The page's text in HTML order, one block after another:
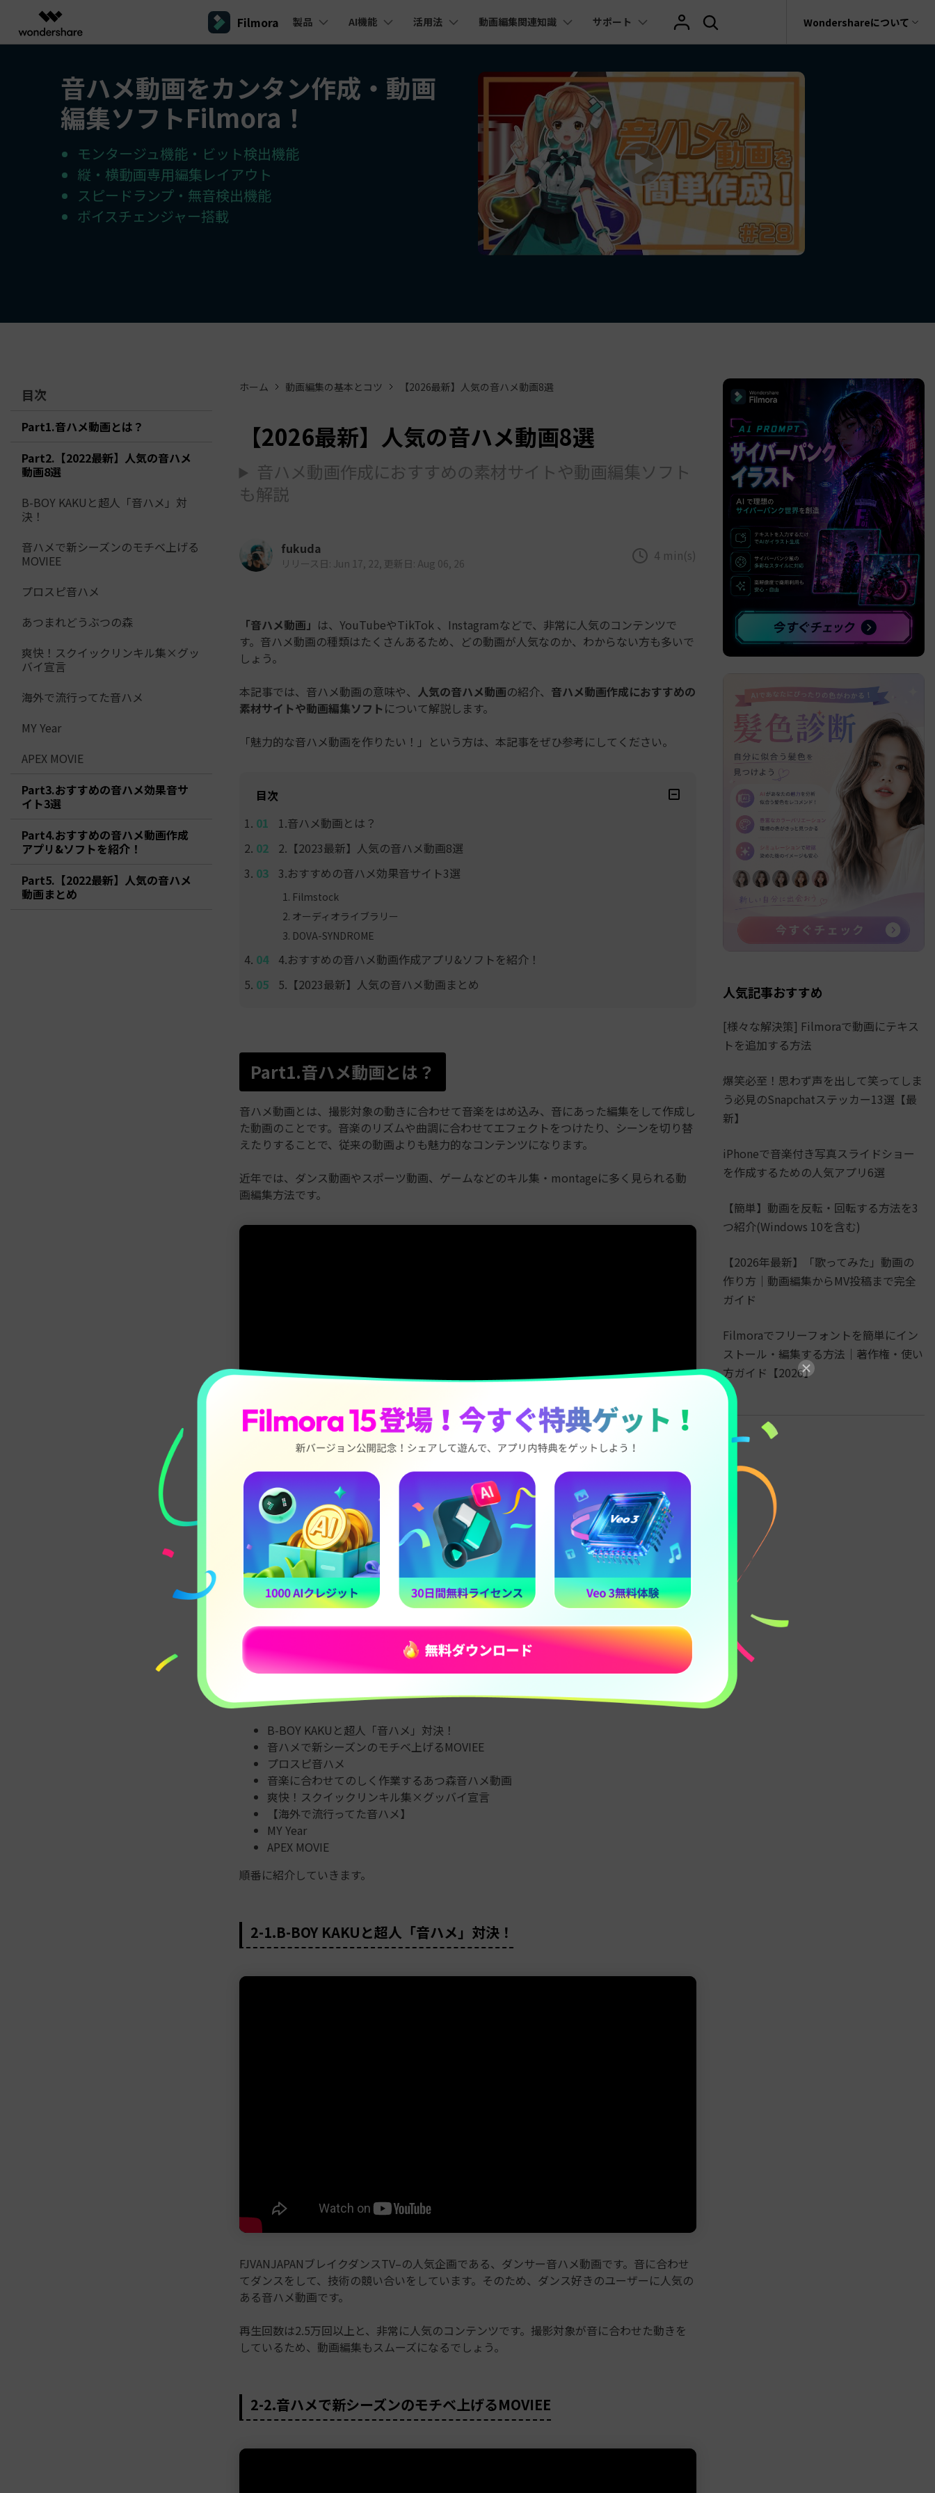
製品
動画編集＆変換
Filmora
動画編集ソフト
UniConverter
動画変換ソフト
DVD Memory
DVD作成ソフト
DemoCreator
画面録画ソフト
オールインワンAI生成プラットフォーム
作図＆製図
EdrawMax
ベクタードローソフト
EdrawMind
マインドマップソフト
PDF編集
PDFelement Cloud
電子署名とクラウドサービス
PDF編集オンラインツール
データ復元・バックアップ
Recoverit
データ復元ソフト
Repairit
動画・写真・ファイル修復ソフト
Dr.Fone
スマートフォン管理ソフト
MobileTrans
スマホ間のデータ転送ソフト
FamiSafe
子供の安全を守るアプリ
サポートセンター
法人・教育・パートナー
法人向け
学生・教員向け
代理店募集
パートナープログ
ラム
PDF ソリューション
PDFelement
作図＆製図
動画編集＆変換
Filmora
UniConverter
Dr.Fone
Recoverit
企業情報
創業者メッセージ
採用情報
お問い合わせ
プラン＆価格 サポート Wondershareについて
Filmora 製品
プラットフォーム
デスクトップ Filmora - Windows動画編集ソフト
Filmora - Mac動画編集ソフト
モバイル Filmora - iOS動画編集アプリ
Filmora - Android動画編集アプリ
製品機能
NEW
NEW
オーディオ
オートモンタージュ
オーディオスペクトラム
オーディオ同期
無音検出
テキスト
テキスト挿入
テキスト読み上げ(TTS)
自動字幕起こし(STT)
テキストアニメーション
アセット
動画エフェクト
AIポートレート
Boris FX
AI機能
Filmora AI
AIによる次世代編集
詳しく見る >>
AI機能
AI 動画ノイズ除去
NEW
AI 音声補正
テキスト読み上げ
AI ポートレート
AI自動文字起こし
AIヒント
AI動画編集
AIマーケティング
AI音声生成ツール
AIイラストや画像生成サイト
AI絵自動生成ツール
AI画像生成ツール
AIアップスケーリングビデオ
活用法
Filmoraのユーザー層
インフルエンサー
SMB
フリーランサー
ビデオソリューション
プロモーションビデオ
解説動画
スライドショー動画
商品紹介動画
プレゼンテーション動画
TikTok広告動画
すべてのソリューション >
動画編集関連知識
動画編集のコツ
動画編集ソフトと方法
ビジネス動画編集関連知識 NEW
動画編集の高度スキル・テクニック
動画再生ソフトと方法
YouTube・SNS動画編集
YouTubeショート動画作成方法
ソーシャルメディア動画編集
YouTube動画エディタで動画を編集する方法
Youtubeのオープニング動画を作る方法
その他のコツ
スライドショー作成関連知識 NEW
結婚式ムービー作成テクニック
動画に使えるエフェクト素材おすすめ
アニメ動画の関連知識
サポート
サポート
Filmoraバージョン情報
最新の製品ニュースとアップデート情報
クリエイターハブ
クリエイターハブで無限の創造性を発揮しよう
Filmora操作ガイド
Filmoraのステップバイステップガイドを学ぶ サポートされている形式、デバイス、GPU の完全なリスト
カスタマーサポート
FAQs
お客様からよくあるご質問を掲載してお
ります
お問い合わせ
無料でサポートチームにお問い合わせく
ださい
バージョンダウン
ブランド紹介
Filmoraのニュースとレビューについて詳し
く見る
協業実績
Filmora製品や、公式キャラクターとのコラ
ボ実績
音ハメ動画をカンタン作成・動画
編集ソフトFilmora！
モンタージュ機能・ビット検出機能
縦・横動画専用編集レイアウト
スピードランプ・無音検出機能
ボイスチェンジャー搭載
目次
Part1.音ハメ動画とは？
Part2.【2022最新】人気の音ハメ
動画8選
B-BOY KAKUと超人「音ハメ」対
決！
音ハメで新シーズンのモチベ上げる
MOVIEE
プロスピ音ハメ
あつまれどうぶつの森
爽快！スクイックリンキル集×グッ
バイ宣言
海外で流行ってた音ハメ
MY Year
APEX MOVIE
Part3.おすすめの音ハメ効果音サ
イト3選
Part4.おすすめの音ハメ動画作成
アプリ&ソフトを紹介！
Part5.【2022最新】人気の音ハメ
動画まとめ
ホーム 動画編集の基本とコツ 【2026最新】人気の音ハメ動画8選
【2026最新】人気の音ハメ動画8選
音ハメ動画作成におすすめの素材サイトや動画編集ソフト
も解説
fukuda
リリース日: Jun 17, 22, 更新日: Aug 06, 26 4 min(s)
「音ハメ動画」 は、YouTubeやTikTok 、Instagramなどで、非常に人気のコンテンツで
す。音ハメ動画の種類はたくさんあるため、どの動画が人気なのか、わからない方も多いで
しょう。
本記事では、音ハメ動画の意味や、 人気の音ハメ動画の紹介、 音ハメ動画作成におすすめの
素材サイトや動画編集ソフトについて解説します。
「魅力的な音ハメ動画を作りたい！」という方は、本記事をぜひ参考にしてください。
目次
1.音ハメ動画とは？
2.【2023最新】人気の音ハメ動画8選
3.おすすめの音ハメ効果音サイト3選
Filmstock
オーディオライブラリー
DOVA-SYNDROME
4.おすすめの音ハメ動画作成アプリ&ソフトを紹介！
5.【2023最新】人気の音ハメ動画まとめ
Part1.音ハメ動画とは？
音ハメ動画とは、撮影対象の動きに合わせて音楽をはめ込み、音にあった編集をして作成し
た動画のことです。音楽のリズムや曲調に合わせてエフェクトをつけたり、シーンを切り替
えたりすることで、従来の動画よりも魅力的なコンテンツになります。
近年では、ダンス動画やスポーツ動画、ゲームなどのキル集・montageに多く見られる動
画編集方法です。
音ハメ動画編集ならFilmora
無料ダウンロード
Win 11/10/8/7
無料ダウンロード
Part2.【2023最新】人気の音ハメ動画8選
を紹介します。今回紹介する人気の音ハメ動画は、以下の通り
B-BOY KAKUと超人「音ハメ」対決！
音ハメで新シーズンのモチベ上げるMOVIEE
プロスピ音ハメ
音楽に合わせてのしく作業するあつ森音ハメ動画
爽快！スクイックリンキル集×グッバイ宣言
【海外で流行ってた音ハメ】
MY Year
APEX MOVIE
順番に紹介していきます。
2-1.B-BOY KAKUと超人「音ハメ」対決！
FJVANJAPANブレイクダンスTV–の人気企画である、ダンサー音ハメ動画です。音に合わせ
てダンスをして、技術の競い合いをしています。そのため、ダンス好きのユーザーに人気の
ある音ハメ動画です。
再生回数は2.5万回以上と、非常に人気のコンテンツです。撮影対象が音に合わせた動きを
しているため、動画編集もスムーズになるでしょう。
2-2.音ハメで新シーズンのモチベ上げるMOVIEE
人気記事おすすめ
[様々な解決策] Filmoraで動画にテキス
トを追加する方法
爆笑必至！思わず声を出して笑ってしま
う必見のSnapchatステッカー13選【最
新】
iPhoneで音楽付き写真スライドショー
を作成するための人気アプリ6選
【簡単】動画を反転・回転する方法を3
つ紹介(Windows 10を含む)
【2026年最新】「歌ってみた」動画の
作り方｜動画編集からMV投稿まで完全
ガイド
Filmoraでフリーフォントを簡単にイン
ストール・編集する方法｜著作権・使い
方ガイド【2026】